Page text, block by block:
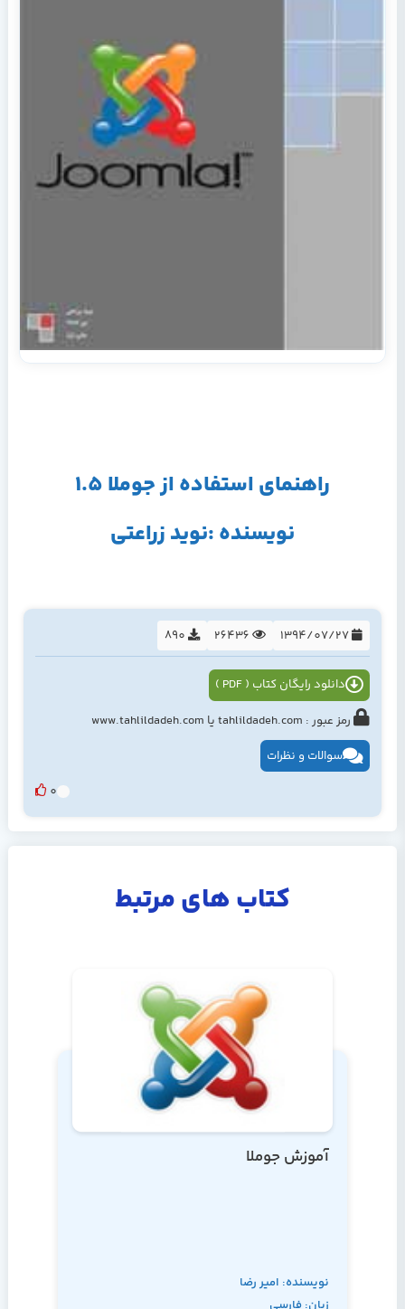
راهنمای استفاده از جوملا 1.5
نویسنده :نوید زراعتی
1394/07/27
890
دانلود رایگان کتاب ( PDF )
رمز عبور : tahlildadeh.com یا www.tahlildadeh.com
سوالات و نظرات
0
کتاب های مرتبط
آموزش جوملا
نویسنده: امیر رضا
زبان: فارسی